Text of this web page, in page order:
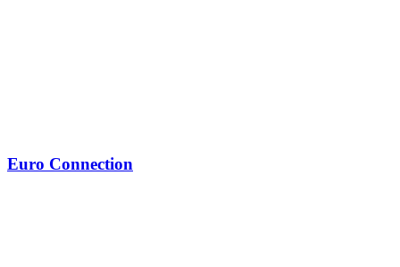
Euro Connection